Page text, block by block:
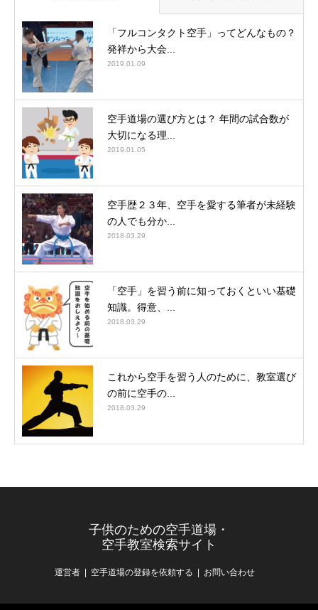
「フルコンタクト空手」ってどんなもの？
発祥から大会...
2019.01.09
空手道場の選び方とは？ 年間の試合数が
大切になる理...
2019.01.05
空手歴２３年、空手を愛する筆者が未経験
の人でも分か...
2018.03.29
「空手」を習う前に知っておくといい基礎
知識。得意、...
2018.03.29
これから空手を習う人のために、教室選び
の前に空手の...
2018.03.29
子供のための空手道場・
空手教室検索サイト
運営者 空手道場の登録を依頼する お問い合わせ